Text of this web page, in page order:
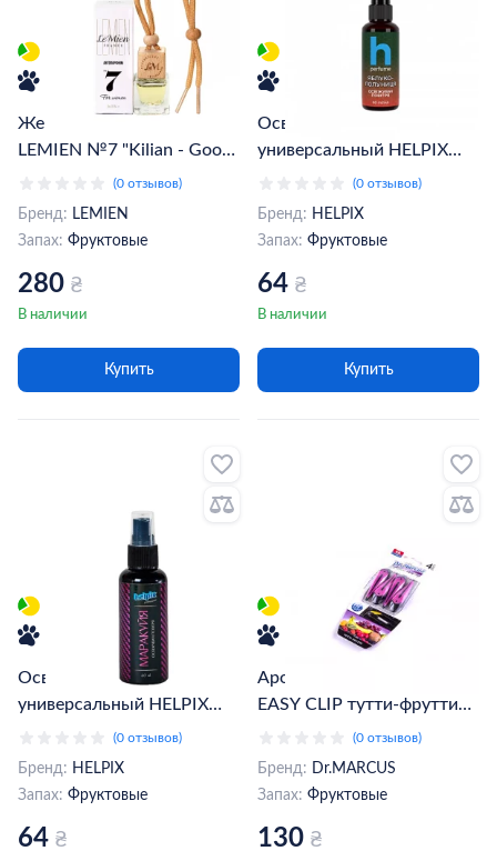
Женский автопарфюм
LEMIEN №7 "Kilian - Good
Girl Gone Bad" (020706)
(0 отзывов)
Бренд: LEMIEN
Запах: Фруктовые
280 ₴
В наличии
Купить
Освежитель воздуха
универсальный HELPIX
клубника-яблоко 60 мл
(802173)
(0 отзывов)
Бренд: HELPIX
Запах: Фруктовые
64 ₴
В наличии
Купить
Освежитель воздуха
универсальный HELPIX
маракуйя 60 мл (802241)
(0 отзывов)
Бренд: HELPIX
Запах: Фруктовые
64 ₴
Ароматизатор Dr.MARCUS
EASY CLIP тутти-фрутти
(0 отзывов)
Бренд:
Dr.MARCUS
Запах: Фруктовые
130 ₴